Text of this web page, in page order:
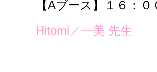
【Aブース】１６：０
Hitomi／一美 先生